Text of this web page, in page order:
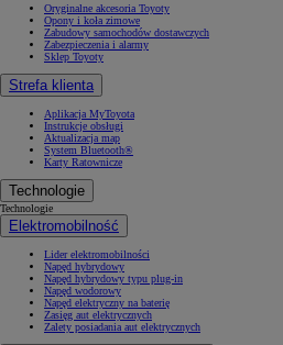
Oryginalne akcesoria Toyoty
Opony i koła zimowe
Zabudowy samochodów dostawczych
Zabezpieczenia i alarmy
Sklep Toyoty
Strefa klienta
Aplikacja MyToyota
Instrukcje obsługi
Aktualizacja map
System Bluetooth®
Karty Ratownicze
Technologie
Technologie
Elektromobilność
Lider elektromobilności
Napęd hybrydowy
Napęd hybrydowy typu plug-in
Napęd wodorowy
Napęd elektryczny na baterię
Zasięg aut elektrycznych
Zalety posiadania aut elektrycznych